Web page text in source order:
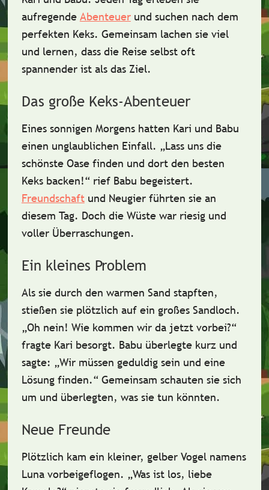
aufregende Abenteuerund suchen nach dem
perfekten Keks. Gemeinsam lachen sie viel
und lernen, dass die Reise selbstoft
spannender ist als das Ziel.
Das große Keks-Abenteuer
Eines sonnigen Morgens hatten Kari und Babu
einen unglaublichen Einfall. „Lass uns die
schönste Oasefinden und dort den besten
Keks backen!“ rief Babu begeistert.
Freundschaftund Neugierführten sie an
diesem Tag. Doch die Wüste war riesig und
voller Überraschungen.
Ein kleines Problem
Als sie durch den warmen Sand stapften,
stießen sie plötzlich auf ein großes Sandloch.
„Oh nein! Wie kommen wir da jetzt vorbei?“
fragte Kari besorgt. Babu überlegte kurz und
sagte: „Wir müssen geduldig sein und eine
Lösung finden.“ Gemeinsam schauten sie sich
um und überlegten, was sie tun könnten.
Neue Freunde
Plötzlich kam ein kleiner, gelber Vogel namens
Lunavorbeigeflogen. „Was ist los, liebe